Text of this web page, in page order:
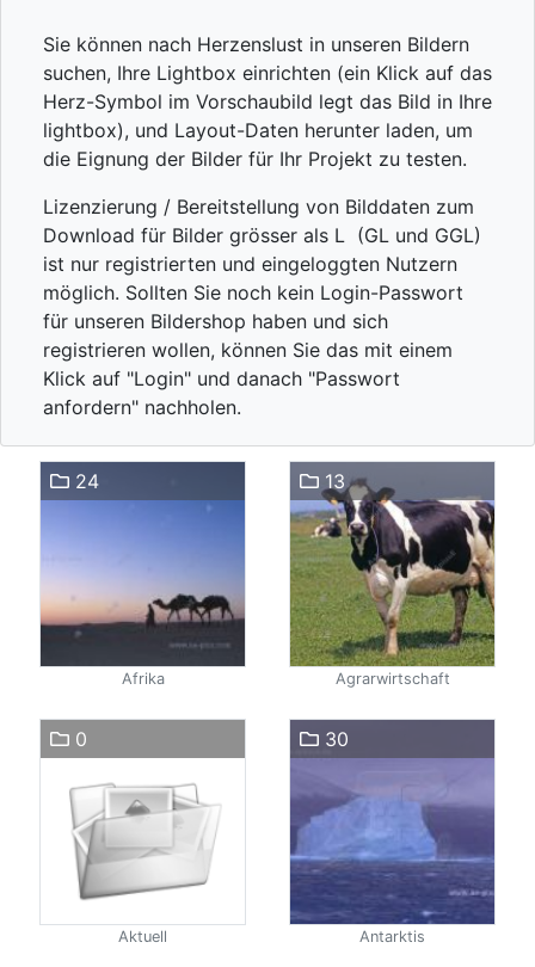
Sie können nach Herzenslust in unseren Bildern
suchen, Ihre Lightbox einrichten (ein Klick auf das
Herz-Symbol im Vorschaubild legt das Bild in Ihre
lightbox), und Layout-Daten herunter laden, um
die Eignung der Bilder für Ihr Projekt zu testen.
Lizenzierung / Bereitstellung von Bilddaten zum
Download für Bilder grösser als L (GL und GGL)
ist nur registrierten und eingeloggten Nutzern
möglich. Sollten Sie noch kein Login-Passwort
für unseren Bildershop haben und sich
registrieren wollen, können Sie das mit einem
Klick auf "Login" und danach "Passwort
anfordern" nachholen.
24
Afrika
13
Agrarwirtschaft
0
Aktuell
30
Antarktis